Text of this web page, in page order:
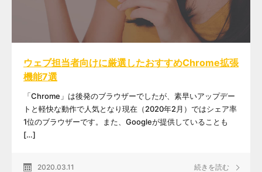
ウェブ担当者向けに厳選したおすすめChrome拡張
機能7選
「Chrome」は後発のブラウザーでしたが、素早いアップデー
トと軽快な動作で人気となり現在（2020年2月）ではシェア率
1位のブラウザーです。また、Googleが提供していることも
[…]
2020.03.11 続きを読む